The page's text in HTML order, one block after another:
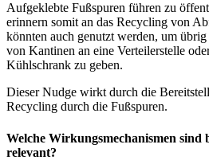
Aufgeklebte Fußspuren führen zu
erinnern somit an das Recycling von
könnten auch genutzt werden, um
von Kantinen an eine Verteilerstelle
Kühlschrank zu geben.
Dieser Nudge wirkt durch die
Recycling durch die Fußspuren.
Welche Wirkungsmechanismen sind
relevant?